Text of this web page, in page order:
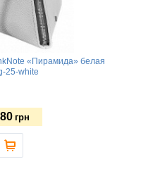
«Пирамида» белая
25-white
грн